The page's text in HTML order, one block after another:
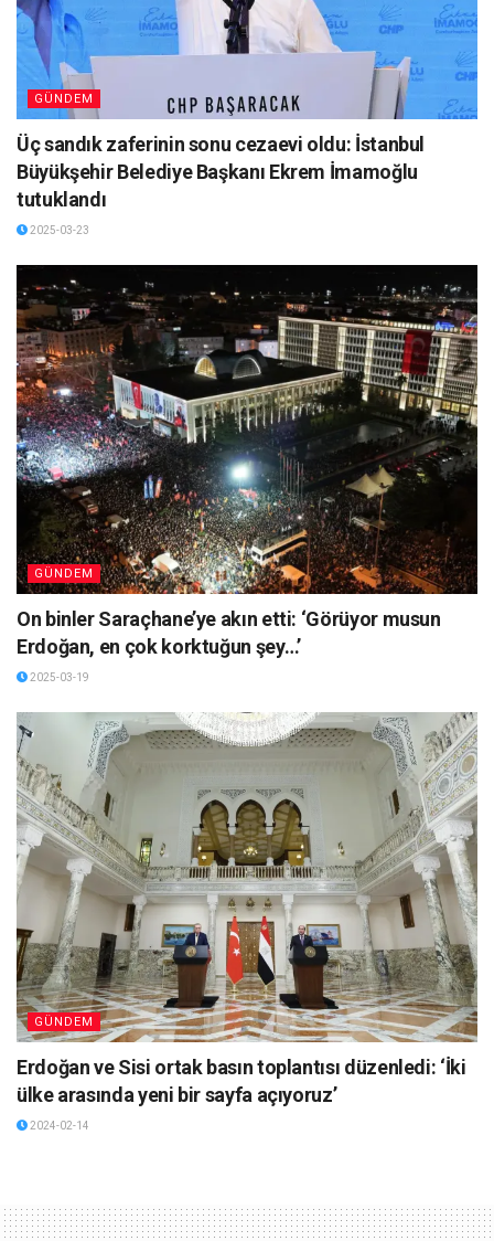
GÜNDEM
Üç sandık zaferinin sonu cezaevi oldu: İstanbul
Büyükşehir Belediye Başkanı Ekrem İmamoğlu
tutuklandı
2025-03-23
GÜNDEM
On binler Saraçhane’ye akın etti: ‘Görüyor musun
Erdoğan, en çok korktuğun şey…’
2025-03-19
GÜNDEM
Erdoğan ve Sisi ortak basın toplantısı düzenledi: ‘İki
ülke arasında yeni bir sayfa açıyoruz’
2024-02-14